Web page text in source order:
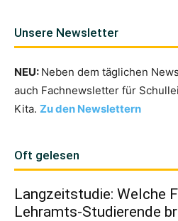
Unsere Newsletter
NEU: Neben dem täglichen
auch Fachnewsletter für
Kita. Zu den Newslettern
Oft gelesen
Langzeitstudie: Welche
Lehramts-Studierende